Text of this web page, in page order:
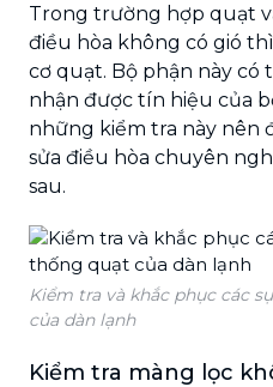
Trong trường hợp quạt
điều hòa không có gió
cơ quạt. Bộ phận này có
nhận được tín hiệu của
những kiểm tra này nên
sửa điều hòa chuyên
sau.
Kiểm tra và khắc phục các
của dàn lạnh
Kiểm tra màng lọc